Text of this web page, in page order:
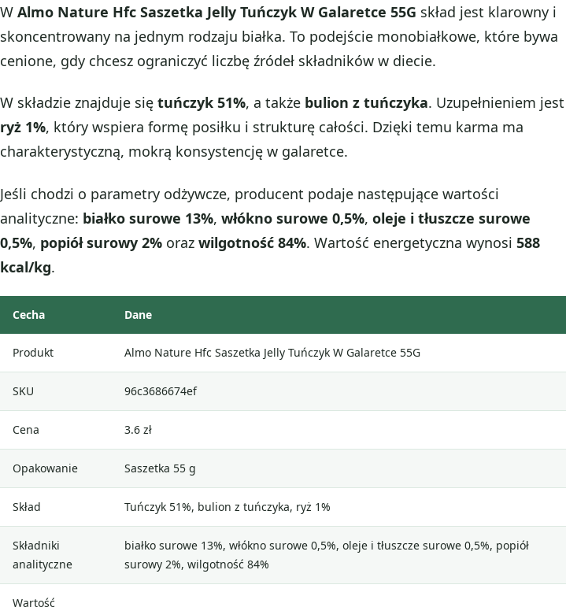
W Almo Nature Hfc Saszetka Jelly Tuńczyk W Galaretce 55G skład jest klarowny i
skoncentrowany na jednym rodzaju białka. To podejście monobiałkowe, które bywa
cenione, gdy chcesz ograniczyć liczbę źródeł składników w diecie.
W składzie znajduje się tuńczyk 51%, a także bulion z tuńczyka. Uzupełnieniem jest
ryż 1%, który wspiera formę posiłku i strukturę całości. Dzięki temu karma ma
charakterystyczną, mokrą konsystencję w galaretce.
Jeśli chodzi o parametry odżywcze, producent podaje następujące wartości
analityczne: białko surowe 13%, włókno surowe 0,5%, oleje i tłuszcze surowe
0,5%, popiół surowy 2% oraz wilgotność 84%. Wartość energetyczna wynosi 588
kcal/kg.
Cecha Dane
Produkt Almo Nature Hfc Saszetka Jelly Tuńczyk W Galaretce 55G
SKU 96c3686674ef
Cena 3.6 zł
Opakowanie Saszetka 55 g
Skład Tuńczyk 51%, bulion z tuńczyka, ryż 1%
Składniki
analityczne
białko surowe 13%, włókno surowe 0,5%, oleje i tłuszcze surowe 0,5%, popiół
surowy 2%, wilgotność 84%
Wartość